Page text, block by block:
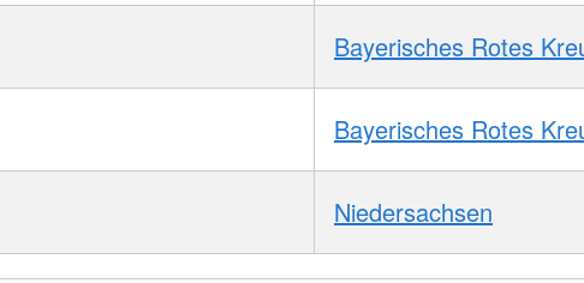
Bayerisches Rotes
Bayerisches Rotes
Niedersachsen